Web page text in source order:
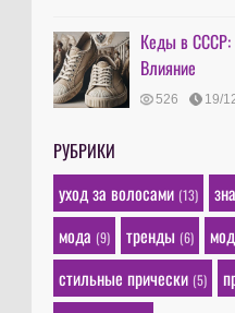
Кеды в СССР:
Влияние
526 19/
РУБРИКИ
уход за волосами (13)
мода (9) тренды (6)
стильные прически (5)